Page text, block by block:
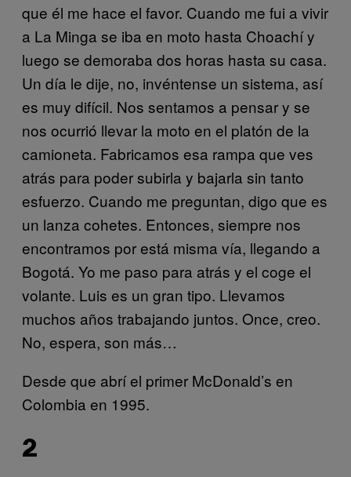
que él me hace el favor. Cuando me fui a vivir
a La Minga se iba en moto hasta Choachí y
luego se demoraba dos horas hasta su casa.
Un día le dije, no, invéntense un sistema, así
es muy difícil. Nos sentamos a pensar y se
nos ocurrió llevar la moto en el platón de la
camioneta. Fabricamos esa rampa que ves
atrás para poder subirla y bajarla sin tanto
esfuerzo. Cuando me preguntan, digo que es
un lanza cohetes. Entonces, siempre nos
encontramos por está misma vía, llegando a
Bogotá. Yo me paso para atrás y el coge el
volante. Luis es un gran tipo. Llevamos
muchos años trabajando juntos. Once, creo.
No, espera, son más…
Desde que abrí el primer McDonald’s en
Colombia en 1995.
2